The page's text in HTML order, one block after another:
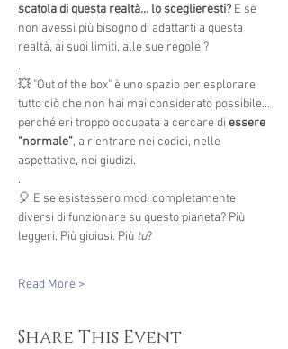
scatola di questa realtà… lo sceglieresti? E se
non avessi più bisogno di adattarti a questa
realtà, ai suoi limiti, alle sue regole ?
.
💥 "Out of the box" è uno spazio per esplorare
tutto ciò che non hai mai considerato possibile…
perché eri troppo occupata a cercare di essere
“normale”, a rientrare nei codici, nelle
aspettative, nei giudizi.
.
🎈 E se esistessero modi completamente
diversi di funzionare su questo pianeta? Più
leggeri. Più gioiosi. Più tu?
Read More >
Share This Event